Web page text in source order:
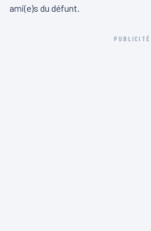
ami(e)s du défunt.
PUBLICITÉ